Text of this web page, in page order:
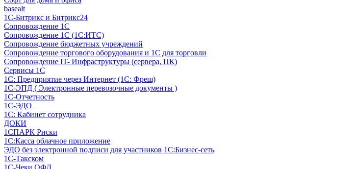
basealt
1С-Битрикс и Битрикс24
Сопровождение 1С
Сопровождение 1С (1С:ИТС)
Сопровождение бюджетных учреждений
Сопровождение торгового оборудования и 1С для торговли
Сопровождение IT- Инфраструктуры (сервера, ПК)
Сервисы 1С
1С: Предприятие через Интернет (1С: Фреш)
1С-ЭПД ( Электронные перевозочные документы )
1С-Отчетность
1С-ЭДО
1С: Кабинет сотрудника
ДОКИ
1СПАРК Риски
1С:Касса облачное приложение
ЭДО без электронной подписи для участников 1С:Бизнес-сеть
1С-Такском
1С-Чеки ОФД